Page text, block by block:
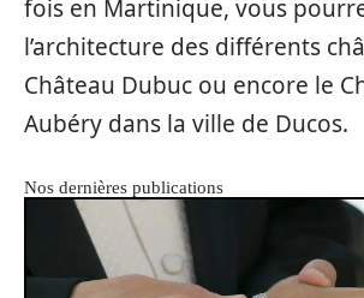
fois en Martinique, vous
l’architecture des différents
Château Dubuc ou encore le
Aubéry dans la ville de Ducos.
Nos dernières publications